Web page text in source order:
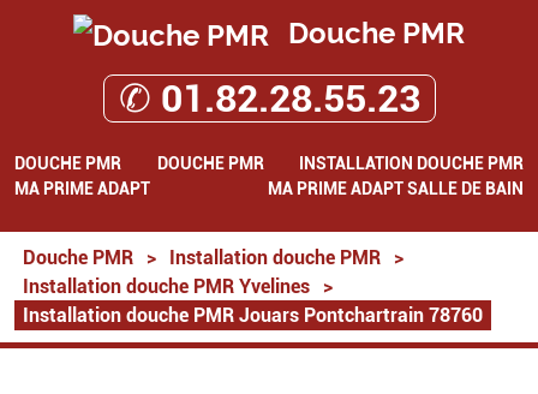
Douche PMR
✆ 01.82.28.55.23
DOUCHE PMR DOUCHE PMR
INSTALLATION DOUCHE PMR
MA PRIME ADAPT
MA PRIME ADAPT SALLE DE BAIN
Douche PMR > Installation douche PMR
>
Installation douche PMR Yvelines
>
Installation douche PMR Jouars Pontchartrain 78760